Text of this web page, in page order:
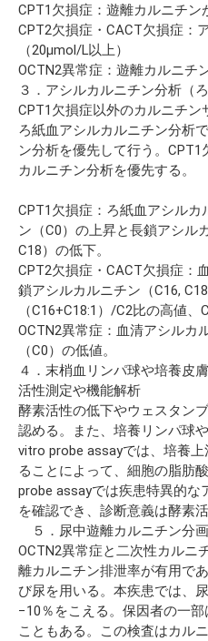
CPT1欠損症：遊離カルニチン
CPT2欠損症・CACT欠損症：
（20µmol/L以上）
OCTN2異常症：遊離カルニチ
３．アシルカルニチン分析（ろ
CPT1欠損症以外のカルニチン
ろ紙血アシルカルニチン分析
ン分析を優先して行う。
カルニチン分析を優先する。
CPT1欠損症：ろ紙血アシル
ン（C0）の上昇と長鎖アシル
C18）の低下。
CPT2欠損症・CACT欠損症：
鎖アシルカルニチン（C16,
（C16+C18:1）/C2比の高値、
OCTN2異常症：血清アシルカ
（C0）の低値。
４．末梢血リンパ球や培養皮
活性測定や機能解析
酵素活性の低下やウェスタン
認める。また、培養リンパ球
vitro probe assayでは、培養
ることによって、細胞の脂肪
probe assayでは疾患特異的な
を確認でき、診断意義は酵素
５．尿中遊離カルニチン分
OCTN2異常症と二次性カルニ
離カルニチン排泄率が有用で
び尿を用いる。本疾患では、
−10％をこえる。保因者の一
こともある。この検査はカル